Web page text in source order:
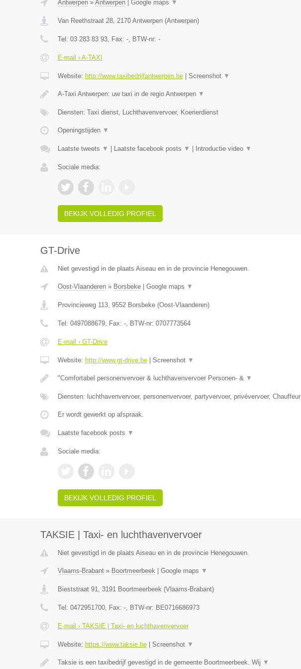
Antwerpen» Antwerpen| Google maps ▼
Van Reethstraat 28, 2170 Antwerpen(Antwerpen)
Tel: 03 283 83 93, Fax: -, BTW-nr: -
E-mail › A-TAXI
Website: http://www.taxibedrijfantwerpen.be| Screenshot ▼
A-Taxi Antwerpen: uw taxi in de regio Antwerpen ▼
Diensten: Taxi dienst, Luchthavenvervoer, Koerierdienst
Openingstijden ▼
Laatste tweets ▼ Laatste facebook posts ▼ Introductie video ▼
Sociale media:
BEKIJK VOLLEDIG PROFIEL
GT-Drive
Niet gevestigd in de plaats Aiseau en in de provincie Henegouwen.
Oost-Vlaanderen» Borsbeke| Google maps ▼
Provincieweg 113, 9552 Borsbeke(Oost-Vlaanderen)
Tel: 0497088679, Fax: -, BTW-nr: 0707773564
E-mail › GT-Drive
Website: http://www.gt-drive.be| Screenshot ▼
"Comfortabel personenvervoer & luchthavenvervoer Personen- & ▼
Diensten: luchthavenvervoer, personenvervoer, partyvervoer, privévervoer, Chauffeur
Er wordt gewerkt op afspraak.
Laatste facebook posts ▼
Sociale media:
BEKIJK VOLLEDIG PROFIEL
TAKSIE | Taxi- en luchthavenvervoer
Niet gevestigd in de plaats Aiseau en in de provincie Henegouwen.
Vlaams-Brabant» Boortmeerbeek| Google maps ▼
Bieststraat 91, 3191 Boortmeerbeek(Vlaams-Brabant)
Tel: 0472951700, Fax: -, BTW-nr: BE0716686973
E-mail › TAKSIE | Taxi- en luchthavenvervoer
Website: https://www.taksie.be| Screenshot ▼
Taksie is een taxibedrijf gevestigd in de gemeente Boortmeerbeek. Wij ▼